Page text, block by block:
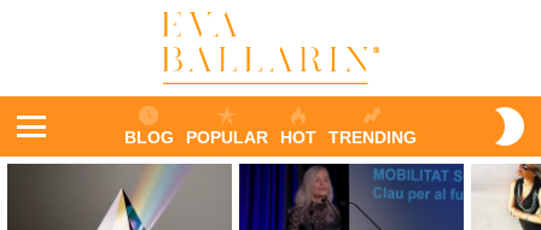
BLOG POPULAR HOT TRENDING
PUBLICACIONES